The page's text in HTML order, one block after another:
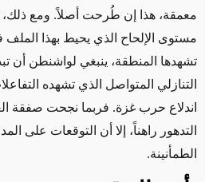
معمقة، هذا إن طُرحت أصلاً. ومع
مستوى الإلحاح الذي يحيط بهذا
تشهدها المنطقة، ينبغي لواشنطن أن
التنازلي المتواصل الذي تشهده
اندلاع حرب غزة. فربما نجحت صفقة
التدهور راهناً، إلا أن التوقعات على
الطمأنينة.